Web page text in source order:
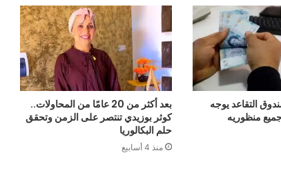
التقاعد يوجه
جميع منظوريه
بعد أكثر من 20 عامًا من المحاولات..
كوثر بوزيدي تنتصر على الزمن وتحقق
حلم البكالوريا
منذ 4 أسابيع